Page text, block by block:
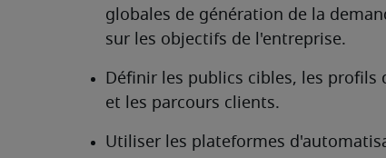
globales de génération de la
sur les objectifs de l'entreprise.
Définir les publics cibles, les profils
et les parcours clients.
Utiliser les plateformes